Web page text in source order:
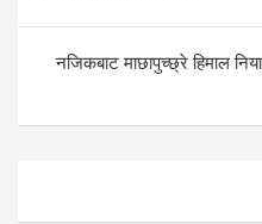
नजिकबाट माछापुच्छ्रे हिमाल